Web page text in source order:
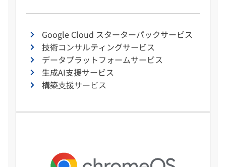
Google Cloud スターターパックサービス
技術コンサルティングサービス
データプラットフォームサービス
生成AI支援サービス
構築支援サービス